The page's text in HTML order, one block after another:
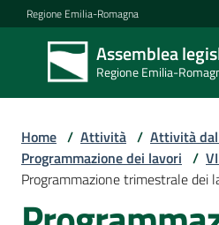
Vai al contenuto
Vai alla navigazione
Vai al footer
Regione Emilia-Romagna
Assemblea
Regione Emilia-
Assemblea
legislativa
Regione Emilia-
Assemblea
Home / Attività / Attività
Programmazione dei lavori /
Programmazione trimestrale dei